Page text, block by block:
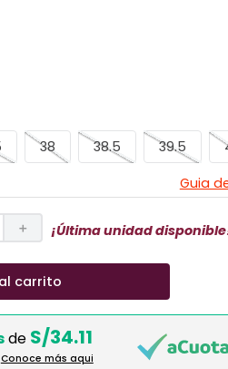
38 38.5 39.5
Guia
＋ ¡Última unidad
carrito
de S/34.11
Conoce más aqui